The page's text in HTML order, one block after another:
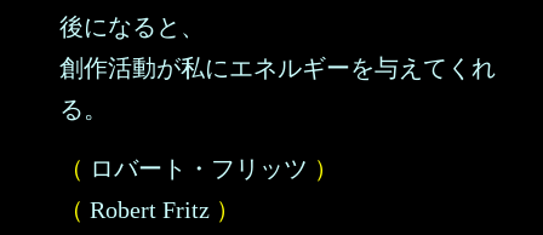
後になると、
創作活動が私にエネルギーを与えてくれ
る。
（ ロバート・フリッツ ）
（ Robert Fritz ）